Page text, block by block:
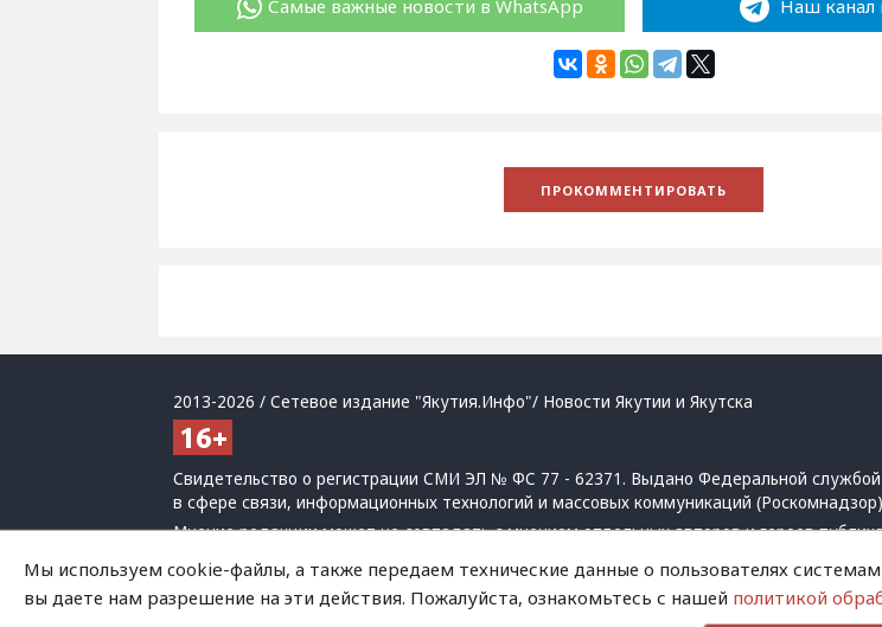
Самые важные новости в WhatsApp Наш канал
2013-2026 / Сетевое издание "Якутия.Инфо"/ Новости Якутии и Якутска
Свидетельство о регистрации СМИ ЭЛ № ФС 77 - 62371. Выдано Федеральной
в сфере связи, информационных технологий и массовых коммуникаций (Роскомнадзор)
Мнение редакции может не совпадать с мнением отдельных авторов и героев
При использовании материалов обязательна активная ссылка на сайт.
Политика обработки персональных данных
запрещенных организаций
Мы используем cookie-файлы, а также передаем технические данные о пользователях
вы даете нам разрешение на эти действия. Пожалуйста, ознакомьтесь с нашей политикой